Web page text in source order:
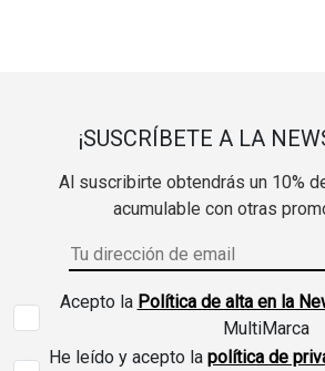
¡SUSCRÍBETE A LA
Al suscribirte obtendrás un 10%
acumulable con otras
Acepto la Política de alta en la
MultiMarca
He leído y acepto la política de